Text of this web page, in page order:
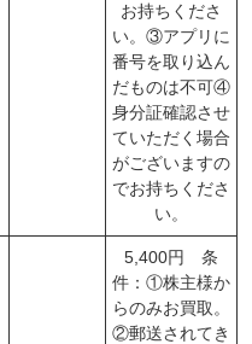
お持ちくださ
い。③アプリに
番号を取り込ん
だものは不可④
身分証確認させ
ていただく場合
がございますの
でお持ちくださ
い。
5,400円 条
件：①株主様か
らのみお買取。
②郵送されてき